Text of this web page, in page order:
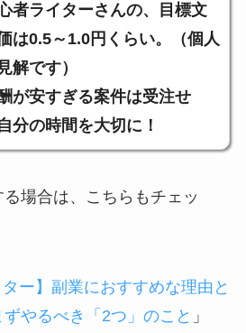
者ライターさんの、目標文
は0.5～1.0円くらい。（個人
解です）
が安すぎる案件は受注せ
分の時間を大切に！
場合は、こちらもチェッ
ター】副業におすすめな理由と
やるべき「2つ」のこと 」